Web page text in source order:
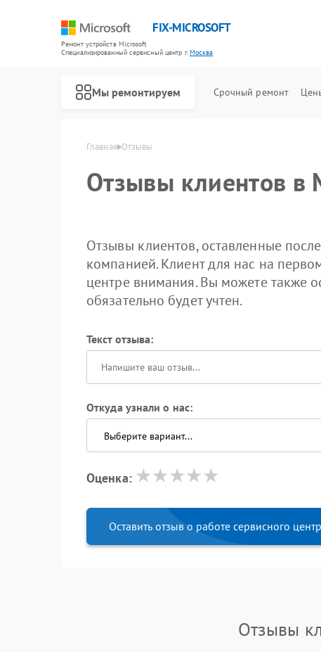
FIX-MICROSOFT
Ремонт устройств Microsoft
Специализированный cервисный центр г.Москва
Мы ремонтируем Срочный ремонт
Главная Отзывы
Отзывы клиентов в
Отзывы клиентов, оставленные
компанией. Клиент для нас на
центре внимания. Вы можете также
обязательно будет учтен.
Текст отзыва:
Откуда узнали о нас:
Оценка:
Оставить отзыв о работе сервисного
Отзывы